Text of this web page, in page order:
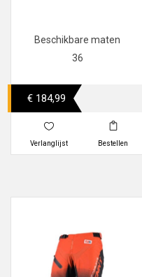
Beschikbare maten
36
€ 184,99
Verlanglijst Bestellen